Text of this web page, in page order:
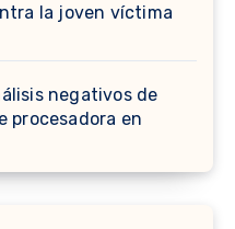
la joven víctima
negativos de
procesadora en